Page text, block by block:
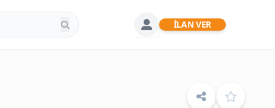
İLAN VER